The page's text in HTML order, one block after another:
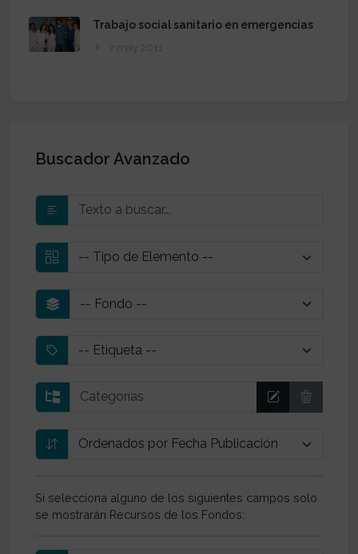
Trabajo social sanitario en emergencias
7 may 2011
Buscador Avanzado
Si selecciona alguno de los siguientes campos solo
se mostrarán Recursos de los Fondos: